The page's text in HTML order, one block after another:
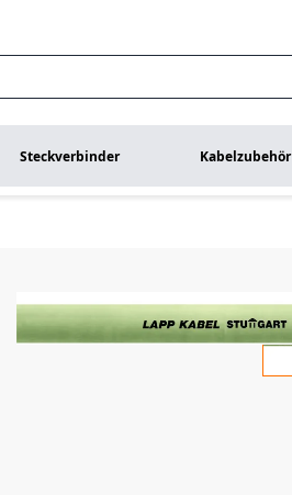
Steckverbinder Kabelzubehör